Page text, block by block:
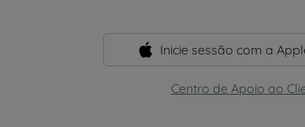
Inicie sessão com a
Centro de Apoio ao